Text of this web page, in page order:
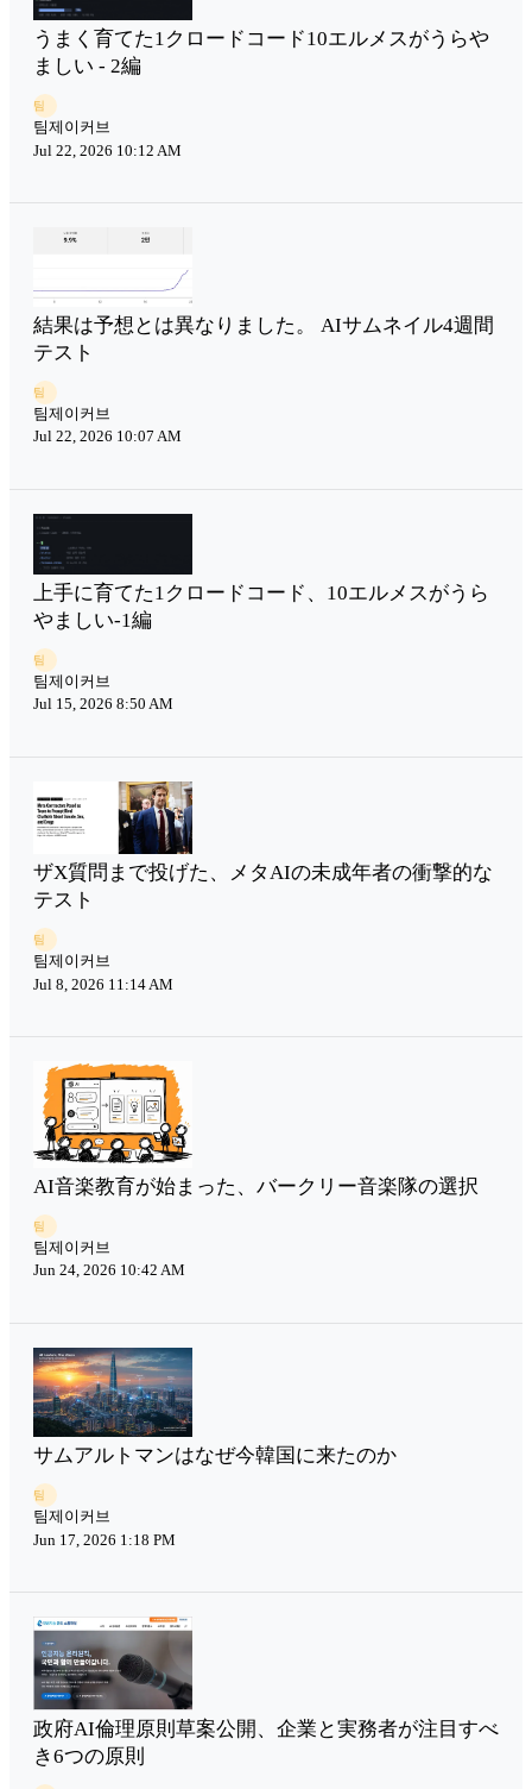
うまく育てた1クロードコード10エルメスがうらや
ましい - 2編
팀
팀제이커브
Jul 22, 2026 10:12 AM
結果は予想とは異なりました。 AIサムネイル4週間
テスト
팀
팀제이커브
Jul 22, 2026 10:07 AM
上手に育てた1クロードコード、10エルメスがうら
やましい-1編
팀
팀제이커브
Jul 15, 2026 8:50 AM
ザX質問まで投げた、メタAIの未成年者の衝撃的な
テスト
팀
팀제이커브
Jul 8, 2026 11:14 AM
AI音楽教育が始まった、バークリー音楽隊の選択
팀
팀제이커브
Jun 24, 2026 10:42 AM
サムアルトマンはなぜ今韓国に来たのか
팀
팀제이커브
Jun 17, 2026 1:18 PM
政府AI倫理原則草案公開、企業と実務者が注目すべ
き6つの原則